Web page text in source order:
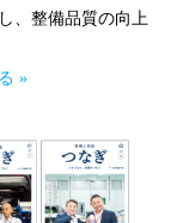
、整備品質の向上
»